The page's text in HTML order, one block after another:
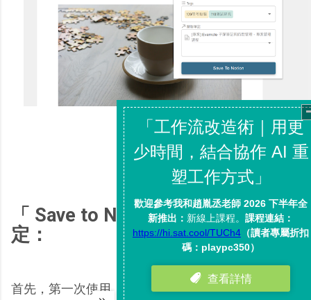
「 Save to Notion 」基本功能設
定：
首先，第一次使用「 Save to Notion 」，需要先建立